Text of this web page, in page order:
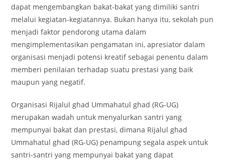
dapat mengembangkan bakat-bakat yang dimiliki santri
melalui kegiatan-kegiatannya. Bukan hanya itu, sekolah pun
menjadi faktor pendorong utama dalam
mengimplementasikan pengamatan ini, apresiator dalam
organisasi menjadi potensi kreatif sebagai penentu dalam
memberi penilaian terhadap suatu prestasi yang baik
maupun yang negatif.
Organisasi Rijalul ghad Ummahatul ghad (RG-UG)
merupakan wadah untuk menyalurkan santri yang
mempunyai bakat dan prestasi, dimana Rijalul ghad
Ummahatul ghad (RG-UG) penampung segala aspek untuk
santri-santri yang mempunyai bakat yang dapat